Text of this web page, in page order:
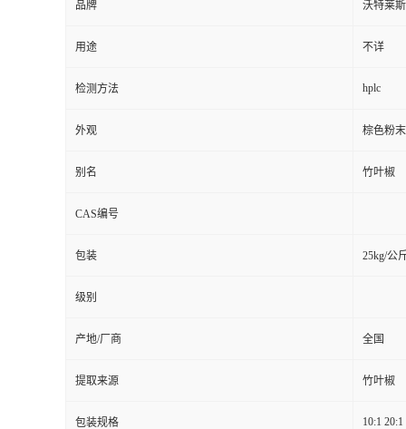
品牌 沃特莱
用途 不详
检测方法 hplc
外观 棕色粉末
别名 竹叶椒
CAS编号
包装 25kg/公
级别
产地/厂商 全国
提取来源 竹叶椒
包装规格 10:1 20:1